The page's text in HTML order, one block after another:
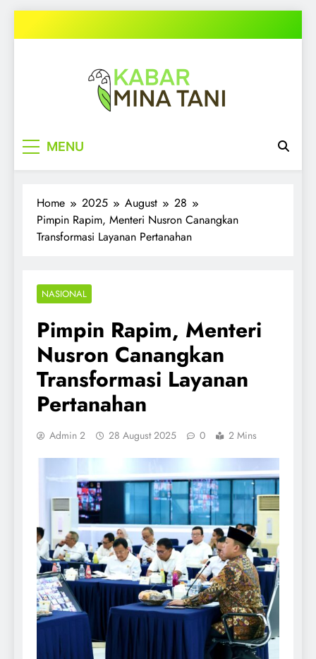
to
MENU
Home 2025 August
28
Pimpin Rapim, Menteri Nusron Canangkan
Transformasi Layanan Pertanahan
NASIONAL
Pimpin Rapim, Menteri
Nusron Canangkan
Transformasi Layanan
Pertanahan
Admin 2 28 August 2025 0 2 Mins